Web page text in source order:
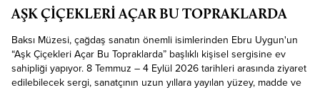
AŞK ÇİÇEKLERİ AÇAR BU TOPRAKLARDA
Baksı Müzesi, çağdaş sanatın önemli isimlerinden Ebru Uygun'un
“Aşk Çiçekleri Açar Bu Topraklarda” başlıklı kişisel sergisine ev
sahipliği yapıyor. 8 Temmuz – 4 Eylül 2026 tarihleri arasında ziyaret
edilebilecek sergi, sanatçının uzun yıllara yayılan yüzey, madde ve